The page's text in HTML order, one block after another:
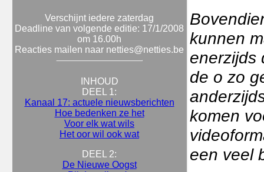
Verschijnt iedere zaterdag
Deadline van volgende editie: 17/1/2008
om 16.00h
Reacties mailen naar netties@netties.be
INHOUD
DEEL 1:
Kanaal 17: actuele nieuwsberichten
Hoe bedenken ze het
Voor elk wat wils
Het oor wil ook wat
DEEL 2:
De Nieuwe Oogst
kunnen
enerzijds
de o zo
komen
een veel